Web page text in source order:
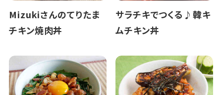
Mizukiさんのてりたま
チキン焼肉丼
サラチキでつくる♪韓キ
ムチキン丼